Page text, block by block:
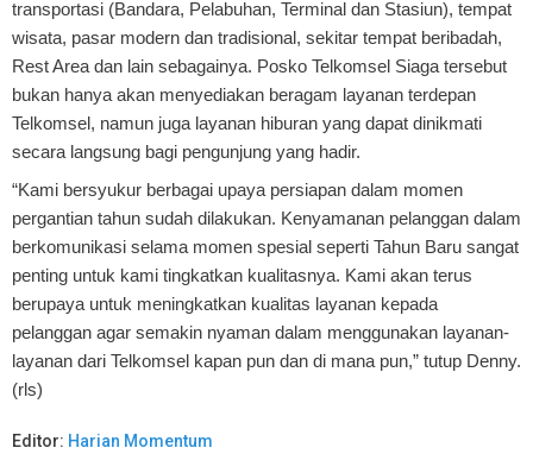
transportasi (Bandara, Pelabuhan, Terminal dan Stasiun), tempat
wisata, pasar modern dan tradisional, sekitar tempat beribadah,
Rest Area dan lain sebagainya. Posko Telkomsel Siaga tersebut
bukan hanya akan menyediakan beragam layanan terdepan
Telkomsel, namun juga layanan hiburan yang dapat dinikmati
secara langsung bagi pengunjung yang hadir.
“Kami bersyukur berbagai upaya persiapan dalam momen
pergantian tahun sudah dilakukan. Kenyamanan pelanggan dalam
berkomunikasi selama momen spesial seperti Tahun Baru sangat
penting untuk kami tingkatkan kualitasnya. Kami akan terus
berupaya untuk meningkatkan kualitas layanan kepada
pelanggan agar semakin nyaman dalam menggunakan layanan-
layanan dari Telkomsel kapan pun dan di mana pun,” tutup Denny.
(rls)
Editor: Harian Momentum